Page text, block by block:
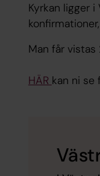
Kyrkan ligger
Man får
HÄR kan ni se